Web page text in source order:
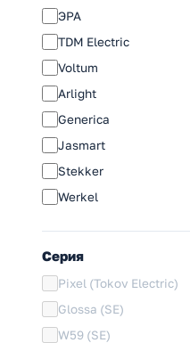
ЭРА
TDM Electric
Voltum
Arlight
Generica
Jasmart
Stekker
Werkel
Серия
Pixel (Tokov Electric)
Glossa (SE)
W59 (SE)